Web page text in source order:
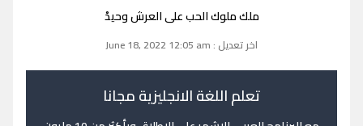
ملك ملوك الحب على العرش وحيدْ
اخر تعديل : June 18, 2022 12:05 am
تعلم اللغة الانجليزية مجانا